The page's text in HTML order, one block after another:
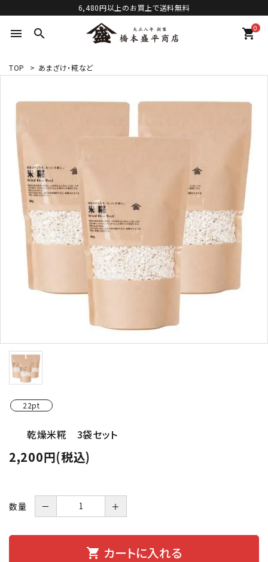
6,480円以上のお買上で送料無料
menu search 0
shopping_cart
TOP > あまざけ・糀など
22pt
乾燥米糀 3袋セット
2,200円(税込)
数量 － ＋
shopping_cart カートに入れる